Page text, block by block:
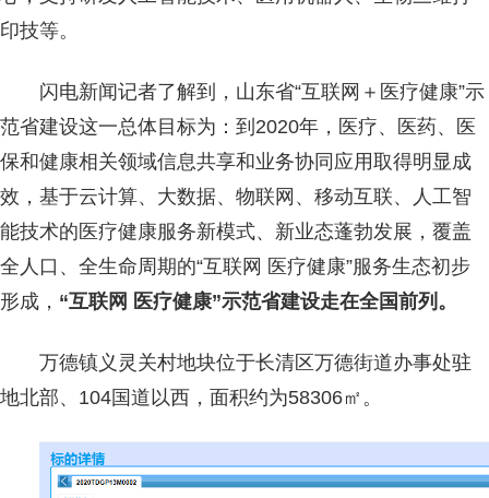
印技等。
闪电新闻记者了解到，山东省“互联网＋医疗健康”示
范省建设这一总体目标为：到2020年，医疗、医药、医
保和健康相关领域信息共享和业务协同应用取得明显成
效，基于云计算、大数据、物联网、移动互联、人工智
能技术的医疗健康服务新模式、新业态蓬勃发展，覆盖
全人口、全生命周期的“互联网 医疗健康”服务生态初步
形成， “互联网 医疗健康”示范省建设走在全国前列。
万德镇义灵关村地块位于长清区万德街道办事处驻
地北部、104国道以西，面积约为58306㎡。